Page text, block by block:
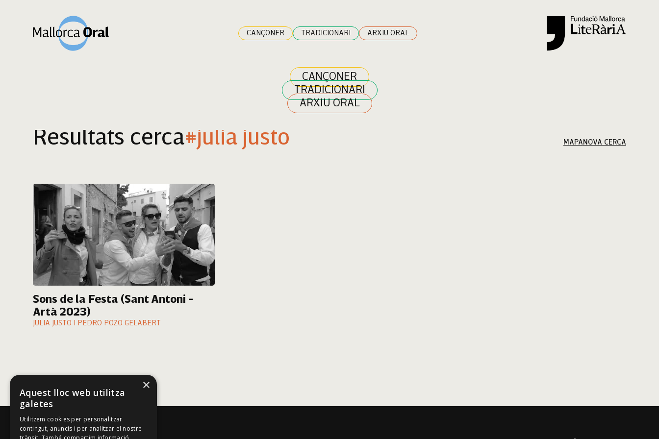
CANÇONER TRADICIONARI ARXIU ORAL
CANÇONER
TRADICIONARI
ARXIU ORAL
Resultats cerca#julia justo MAPANOVA CERCA
Sons de la Festa (Sant Antoni -
Artà 2023)
JULIA JUSTO I PEDRO POZO GELABERT
×
Aquest lloc web utilitza
galetes
Utilitzem cookies per personalitzar
contingut, anuncis i per analitzar el nostre